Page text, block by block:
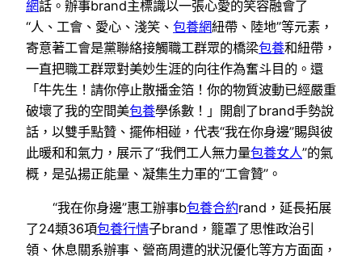
網話。辦事brand主標識以一張心愛的笑容融會了
“人、工會、愛心、淺笑、 包養網紐帶、陸地”等元素，
寄意著工會是黨聯絡接觸職工群眾的橋梁包養和紐帶，
一直把職工群眾對美妙生涯的向往作為奮斗目的。還
「牛先生！請你停止散播金箔！你的物質波動已經嚴重
破壞了我的空間美包養學係數！」開創了brand手勢說
話，以雙手點贊、擺佈相碰，代表“我在你身邊”賜與彼
此暖和和氣力，展示了“我們工人無力量包養女人”的氣
概，是弘揚正能量、凝集生力軍的“工會贊”。
“我在你身邊”惠工辦事b包養合約rand，延長拓展
了24類36項包養行情子brand，籠罩了思惟政治引
領、休息關系辦事、營商周遭的狀況優化等方方面面，